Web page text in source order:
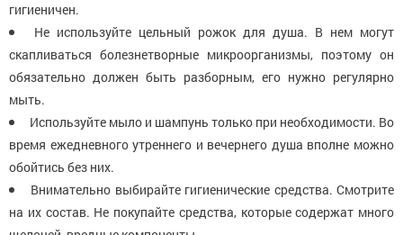
гигиеничен.
Не используйте цельный рожок для душа. В нем могут
скапливаться болезнетворные микроорганизмы, поэтому он
обязательно должен быть разборным, его нужно регулярно
мыть.
Используйте мыло и шампунь только при необходимости. Во
время ежедневного утреннего и вечернего душа вполне можно
обойтись без них.
Внимательно выбирайте гигиенические средства. Смотрите
на их состав. Не покупайте средства, которые содержат много